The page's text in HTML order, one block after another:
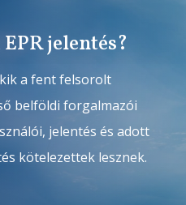
jelentés?
a fent felsorolt
belföldi forgalmazói
jelentés és adott
kötelezettek lesznek.